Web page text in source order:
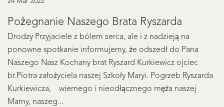
Pożegnanie Naszego Brata Ryszarda
Drodzy Przyjaciele z bólem serca, ale i z nadzieją na
ponowne spotkanie informujemy, że odszedł do Pana
Naszego Nasz Kochany brat Ryszard Kurkiewicz ojciec
br.Piotra założyciela naszej Szkoły Maryi. Pogrzeb Ryszarda
Kurkiewicza, wiernego i nieodłącznego męża naszej
Mamy, naszeg...